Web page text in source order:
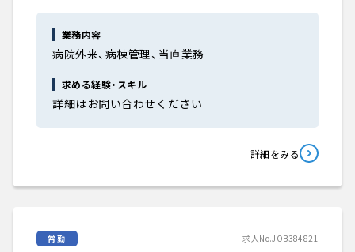
業務内容
病院外来、病棟管理、当直業務
求める経験・スキル
詳細はお問い合わせください
詳細をみる
常勤 求人No.JOB384821